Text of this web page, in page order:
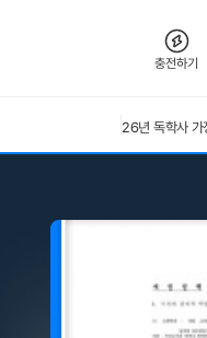
충전하기